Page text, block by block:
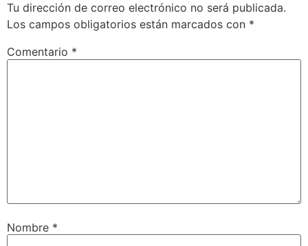
Tu dirección de correo electrónico no será publicada.
Los campos obligatorios están marcados con *
Comentario *
Nombre *